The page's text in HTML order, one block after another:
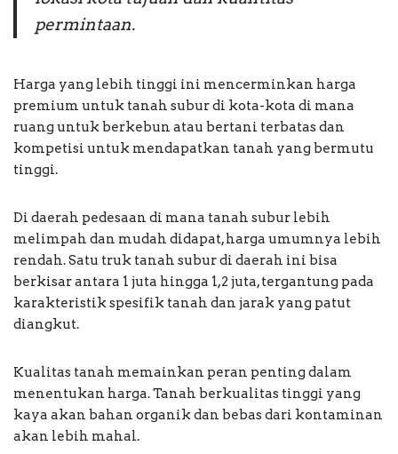
permintaan.
Harga yang lebih tinggi ini mencerminkan harga
premium untuk tanah subur di kota-kota di mana
ruang untuk berkebun atau bertani terbatas dan
kompetisi untuk mendapatkan tanah yang bermutu
tinggi.
Di daerah pedesaan di mana tanah subur lebih
melimpah dan mudah didapat, harga umumnya lebih
rendah. Satu truk tanah subur di daerah ini bisa
berkisar antara 1 juta hingga 1,2 juta, tergantung pada
karakteristik spesifik tanah dan jarak yang patut
diangkut.
Kualitas tanah memainkan peran penting dalam
menentukan harga. Tanah berkualitas tinggi yang
kaya akan bahan organik dan bebas dari kontaminan
akan lebih mahal.